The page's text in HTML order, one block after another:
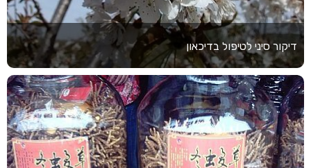
דיקור סיני לטיפול בדיכאון